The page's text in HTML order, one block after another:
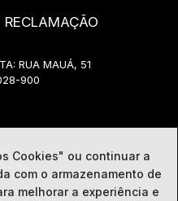
RUA MAUÁ, 51
900
Cookies" ou continuar a
com o armazenamento de
melhorar a experiência e